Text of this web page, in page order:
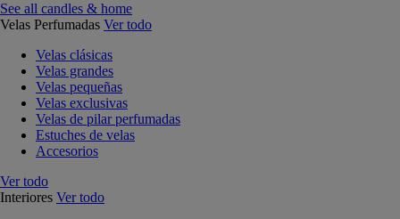
See all candles & home
Velas Perfumadas Ver todo
Velas clásicas
Velas grandes
Velas pequeñas
Velas exclusivas
Velas de pilar perfumadas
Estuches de velas
Accesorios
Ver todo
Interiores Ver todo